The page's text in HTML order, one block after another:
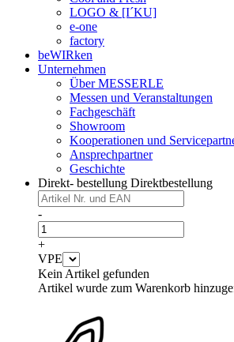
LOGO & [I´KU]
e-one
factory
beWIRken
Unternehmen
Über MESSERLE
Messen und Veranstaltungen
Fachgeschäft
Showroom
Kooperationen und
Ansprechpartner
Geschichte
Direkt- bestellung Direktbestellung
-
+
VPE
Kein Artikel gefunden
Artikel wurde zum Warenkorb